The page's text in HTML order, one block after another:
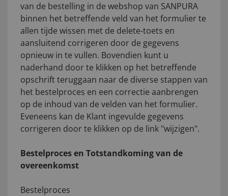
van de bestelling in de webshop van SANPURA
binnen het betreffende veld van het formulier te
allen tijde wissen met de delete-toets en
aansluitend corrigeren door de gegevens
opnieuw in te vullen. Bovendien kunt u
naderhand door te klikken op het betreffende
opschrift teruggaan naar de diverse stappen van
het bestelproces en een correctie aanbrengen
op de inhoud van de velden van het formulier.
Eveneens kan de Klant ingevulde gegevens
corrigeren door te klikken op de link "wijzigen".
Bestelproces en Totstandkoming van de
overeenkomst
Bestelproces